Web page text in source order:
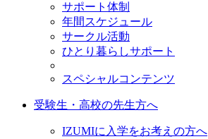
サポート体制
年間スケジュール
サークル活動
ひとり暮らしサポート
スペシャルコンテンツ
受験生・高校の先生方へ
IZUMIに入学をお考えの方へ